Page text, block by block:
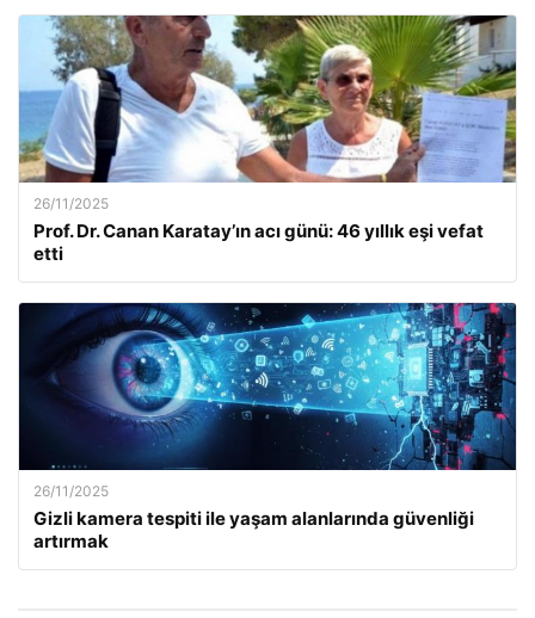
26/11/2025
Prof. Dr. Canan Karatay’ın acı günü: 46 yıllık eşi vefat
etti
26/11/2025
Gizli kamera tespiti ile yaşam alanlarında güvenliği
artırmak